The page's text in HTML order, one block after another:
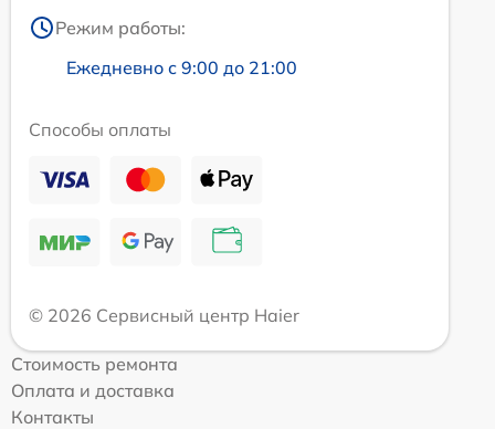
Режим работы:
Ежедневно с 9:00 до 21:00
Способы оплаты
© 2026 Сервисный центр Haier
Стоимость ремонта
Оплата и доставка
Контакты